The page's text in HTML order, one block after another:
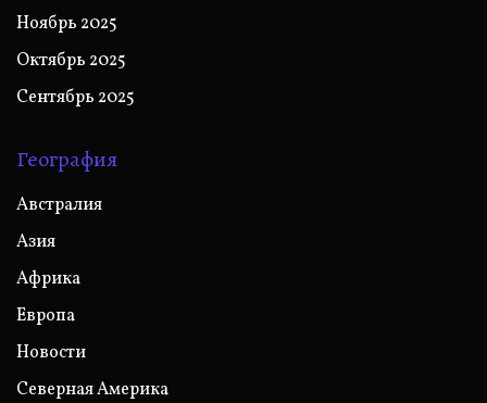
Ноябрь 2025
Октябрь 2025
Сентябрь 2025
География
Австралия
Азия
Африка
Европа
Новости
Северная Америка